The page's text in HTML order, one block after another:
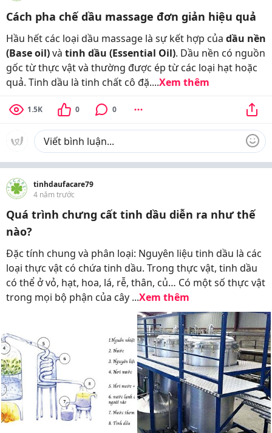
Cách pha chế dầu massage đơn giản hiệu quả
Hầu hết các loại dầu massage là sự kết hợp của dầu nền
(Base oil)và tinh dầu (Essential Oil). Dầu nền có nguồn
gốc từ thực vật và thường được ép từ các loại hạt hoặc
quả. Tinh dầu là tinh chất cô đặ....Xem thêm
1.5K 0 0
tinhdaufacare79
4 năm trước
Quá trình chưng cất tinh dầu diễn ra như thế
nào?
Đặc tính chung và phân loại: Nguyên liệu tinh dầu là các
loại thực vật có chứa tinh dầu. Trong thực vật, tinh dầu
có thể ở vỏ, hạt, hoa, lá, rễ, thân, củ… Có một số thực vật
trong mọi bộ phận của cây ...Xem thêm